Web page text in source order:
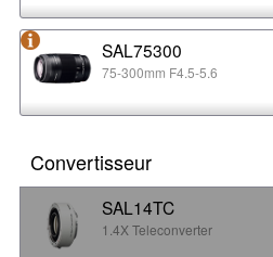
SAL75300
75-300mm F4.5-5.6
Convertisseur
SAL14TC
1.4X Teleconverter